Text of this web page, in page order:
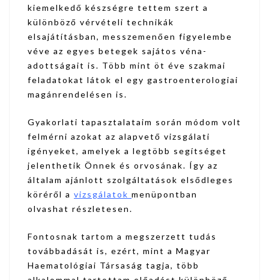
kiemelkedő készségre tettem szert a
különböző vérvételi technikák
elsajátításban, messzemenően figyelembe
véve az egyes betegek sajátos véna-
adottságait is. Több mint öt éve szakmai
feladatokat látok el egy gastroenterologiai
magánrendelésen is.
Gyakorlati tapasztalataim során módom volt
felmérni azokat az alapvető vizsgálati
igényeket, amelyek a legtöbb segítséget
jelenthetik Önnek és orvosának. Így az
általam ajánlott szolgáltatások elsődleges
köréről a vizsgálatok menüpontban
olvashat részletesen.
Fontosnak tartom a megszerzett tudás
továbbadását is, ezért, mint a Magyar
Haematológiai Társaság tagja, több